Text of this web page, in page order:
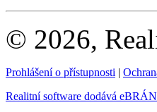
© 2026,
Prohlášení o přístupnosti |
Realitní software dodává